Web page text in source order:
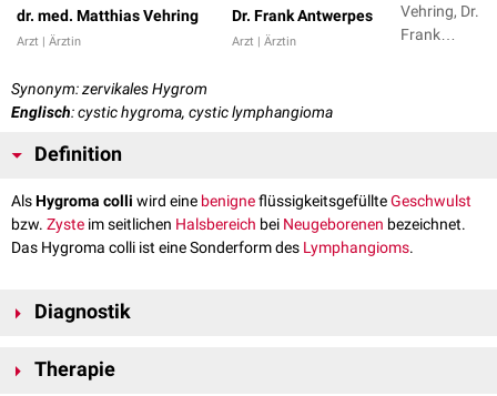
dr. med. Matthias Vehring
Arzt | Ärztin
Dr. Frank Antwerpes
Arzt | Ärztin
Vehring, Dr.
Frank
Synonym: zervikales Hygrom
Englisch: cystic hygroma, cystic lymphangioma
Definition
AlsHygroma colli wird eine benigneflüssigkeitsgefüllteGeschwulst
bzw. Zyste im seitlichen Halsbereich bei Neugeborenen bezeichnet.
Das Hygroma colli ist eine Sonderform des Lymphangioms.
Diagnostik
Sonographieerkannt werden. Es gilt dann als
Therapie